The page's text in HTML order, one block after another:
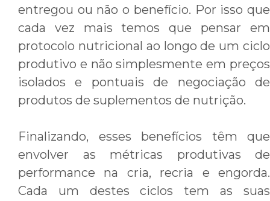
entregou ou não o benefício. Por isso que
cada vez mais temos que pensar em
protocolo nutricional ao longo de um ciclo
produtivo e não simplesmente em preços
isolados e pontuais de negociação de
produtos de suplementos de nutrição.
Finalizando, esses benefícios têm que
envolver as métricas produtivas de
performance na cria, recria e engorda.
Cada um destes ciclos tem as suas